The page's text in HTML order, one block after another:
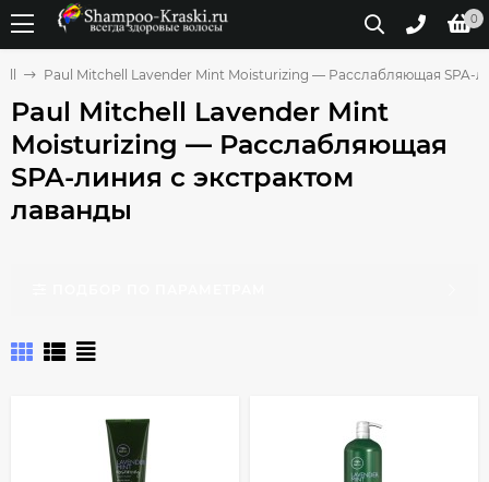
0
Paul Mitchell Lavender Mint Moisturizing — Расслабляющая SPA-
Paul Mitchell Lavender Mint
Moisturizing — Расслабляющая
SPA-линия с экстрактом
лаванды